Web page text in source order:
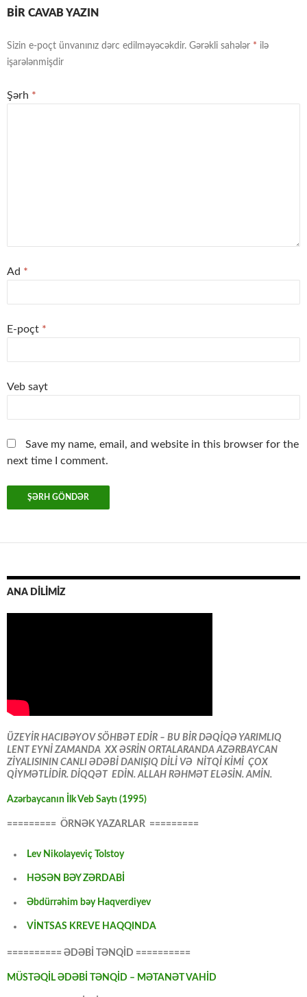
BIR CAVAB YAZIN
Sizin e-poçt ünvanınız dərc edilməyəcəkdir. Gərəkli sahələr * ilə
işarələnmişdir
Şərh *
Ad *
E-poçt *
Veb sayt
Save my name, email, and website in this browser for the
next time I comment.
ANA DİLİMİZ
ÜZEYİR HACIBƏYOV SÖHBƏT EDİR – BU BİR DƏQİQƏ YARIMLIQ
LENT EYNİ ZAMANDA XX ƏSRİN ORTALARANDA AZƏRBAYCAN
ZİYALISININ CANLI ƏDƏBİ DANIŞIQ DİLİ VƏ NİTQİ KİMİ ÇOX
QİYMƏTLİDİR. DİQQƏT EDİN. ALLAH RƏHMƏT ELƏSİN. AMİN.
Azərbaycanın İlk Veb Saytı (1995)
========= ÖRNƏK YAZARLAR =========
Lev Nikolayeviç Tolstoy
HƏSƏN BƏY ZƏRDABİ
Əbdürrəhim bəy Haqverdiyev
VİNTSAS KREVE HAQQINDA
========== ƏDƏBİ TƏNQİD ==========
MÜSTƏQİL ƏDƏBİ TƏNQİD – MƏTANƏT VAHİD